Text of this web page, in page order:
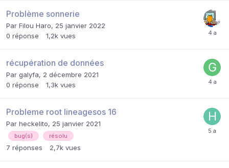
Problème sonnerie
Par Filou Haro, 25 janvier 2022
0 réponse 1,2k vues
récupération de données
Par galyfa, 2 décembre 2021
0 réponse 1,3k vues
Probleme root lineagesos 16
Par heckelito, 25 janvier 2021
bug(s) résolu
7 réponses 2,7k vues